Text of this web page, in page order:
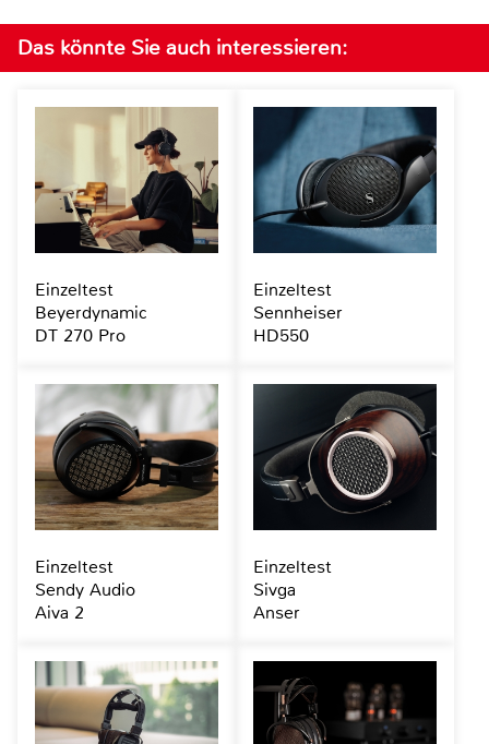
Das könnte Sie auch interessieren:
Einzeltest
Beyerdynamic
DT 270 Pro
Einzeltest
Sennheiser
HD550
Einzeltest
Sendy Audio
Aiva 2
Einzeltest
Sivga
Anser